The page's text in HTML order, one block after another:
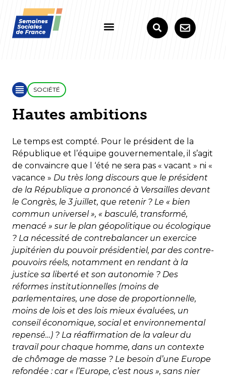
SOCIÉTÉ
Hautes ambitions
Le temps est compté. Pour le président de la
République et l’équipe gouvernementale, il s’agit
de convaincre que l ‘été ne sera pas « vacant » ni «
vacance » Du très long discours que le président
de la République a prononcé à Versailles devant
le Congrès, le 3 juillet, que retenir ? Le « bien
commun universel », « basculé, transformé,
menacé » sur le plan géopolitique ou écologique
? La nécessité de contrebalancer un exercice
jupitérien du pouvoir présidentiel, par des contre-
pouvoirs réels, notamment en rendant à la
justice sa liberté et son autonomie ? Des
réformes institutionnelles (moins de
parlementaires, une dose de proportionnelle,
moins de lois et des lois mieux évaluées, un
conseil économique, social et environnemental
repensé…) ? La réaffirmation de la valeur du
travail pour chaque homme, dans un contexte
de chômage de masse ? Le besoin d’une Europe
refondée : car « l’Europe, c’est nous », sans nier